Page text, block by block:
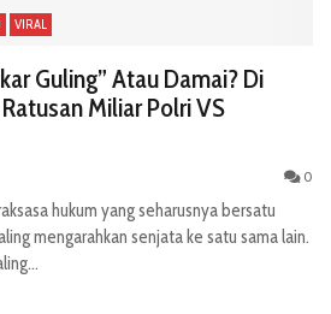
VIRAL
Guling” Atau Damai? Di
Miliar Polri VS
0
hukum yang seharusnya bersatu
mengarahkan senjata ke satu sama lain.